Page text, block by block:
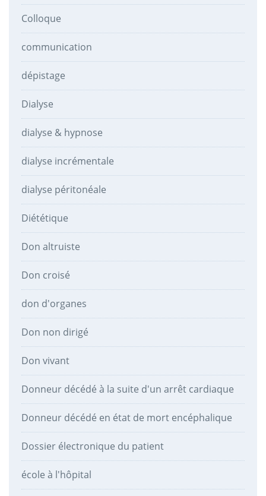
Colloque
communication
dépistage
Dialyse
dialyse & hypnose
dialyse incrémentale
dialyse péritonéale
Diététique
Don altruiste
Don croisé
don d'organes
Don non dirigé
Don vivant
Donneur décédé à la suite d'un arrêt cardiaque
Donneur décédé en état de mort encéphalique
Dossier électronique du patient
école à l'hôpital